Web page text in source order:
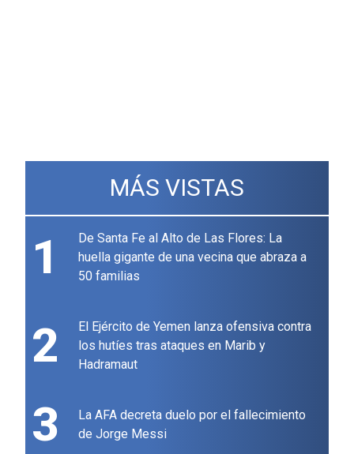
MÁS VISTAS
1
De Santa Fe al Alto de Las Flores: La
huella gigante de una vecina que abraza a
50 familias
2
El Ejército de Yemen lanza ofensiva contra
los hutíes tras ataques en Marib y
Hadramaut
3
La AFA decreta duelo por el fallecimiento
de Jorge Messi